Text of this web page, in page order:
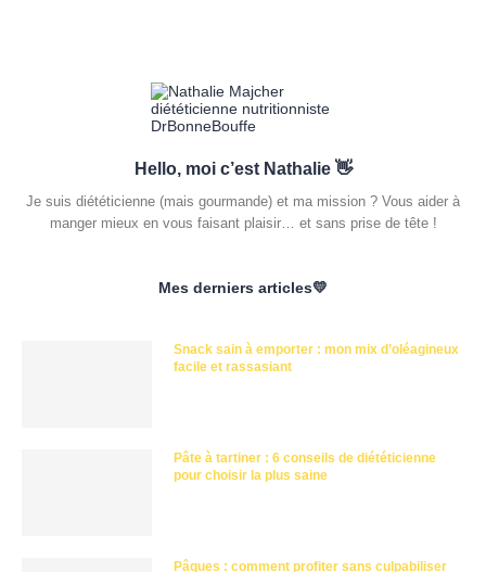
Hello, moi c’est Nathalie 👋
Je suis diététicienne (mais gourmande) et ma mission ? Vous aider à
manger mieux en vous faisant plaisir… et sans prise de tête !
Mes derniers articles💛
Snack sain à emporter : mon mix d’oléagineux
facile et rassasiant
Pâte à tartiner : 6 conseils de diététicienne
pour choisir la plus saine
Pâques : comment profiter sans culpabiliser